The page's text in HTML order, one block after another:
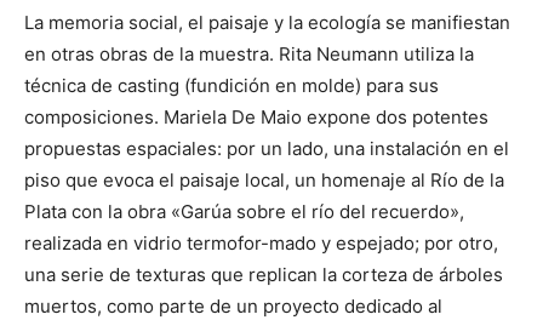
La memoria social, el paisaje y la ecología se manifiestan
en otras obras de la muestra. Rita Neumann utiliza la
técnica de casting (fundición en molde) para sus
composiciones. Mariela De Maio expone dos potentes
propuestas espaciales: por un lado, una instalación en el
piso que evoca el paisaje local, un homenaje al Río de la
Plata con la obra «Garúa sobre el río del recuerdo»,
realizada en vidrio termofor-mado y espejado; por otro,
una serie de texturas que replican la corteza de árboles
muertos, como parte de un proyecto dedicado al